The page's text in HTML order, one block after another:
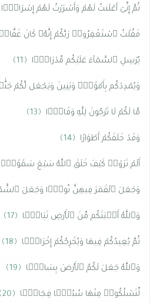
ثُمَّ إِنِّىٓ أَعْلَنتُ لَهُمْ وَأَسْرَرْتُ لَهُمْ إِسْرَارًۭا
فَقُلْتُ ٱسْتَغْفِرُوا۟ رَبَّكُمْ إِنَّهُۥ كَانَ
يُرْسِلِ ٱلسَّمَآءَ عَلَيْكُم مِّدْرَارًۭا ﴿11﴾
وَيُمْدِدْكُم بِأَمْوَٰلٍۢ وَبَنِينَ وَيَجْعَل لَّكُمْ
مَّا لَكُمْ لَا تَرْجُونَ لِلَّهِ وَقَارًۭا ﴿13﴾
وَقَدْ خَلَقَكُمْ أَطْوَارًا ﴿14﴾
أَلَمْ تَرَوْا۟ كَيْفَ خَلَقَ ٱللَّهُ سَبْعَ
وَجَعَلَ ٱلْقَمَرَ فِيهِنَّ نُورًۭا وَجَعَلَ
وَٱللَّهُ أَنۢبَتَكُم مِّنَ ٱلْأَرْضِ نَبَاتًۭا ﴿17﴾
ثُمَّ يُعِيدُكُمْ فِيهَا وَيُخْرِجُكُمْ إِخْرَاجًۭا ﴿18﴾
وَٱللَّهُ جَعَلَ لَكُمُ ٱلْأَرْضَ بِسَاطًۭا ﴿19﴾
لِّتَسْلُكُوا۟ مِنْهَا سُبُلًۭا فِجَاجًۭا ﴿20﴾